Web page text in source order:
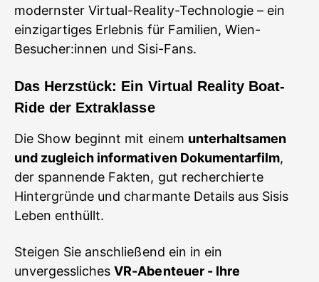
modernster Virtual-Reality-Technologie – ein
einzigartiges Erlebnis für Familien, Wien-
Besucher:innen und Sisi-Fans.
Das Herzstück: Ein Virtual Reality Boat-
Ride der Extraklasse
Die Show beginnt mit einem unterhaltsamen
und zugleich informativen Dokumentarfilm,
der spannende Fakten, gut recherchierte
Hintergründe und charmante Details aus Sisis
Leben enthüllt.
Steigen Sie anschließend ein in ein
unvergesslichesVR-Abenteuer - Ihre